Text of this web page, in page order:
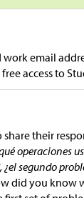
email
access to
their
operaciones
segundo
did you know